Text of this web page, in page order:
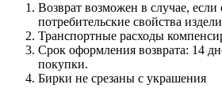
Возврат возможен в случае,
потребительские свойства
Транспортные расходы
Срок оформления возврата: 14
покупки.
Бирки не срезаны с украшения